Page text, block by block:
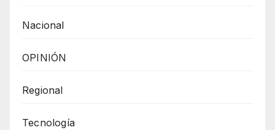
Nacional
OPINIÓN
Regional
Tecnología